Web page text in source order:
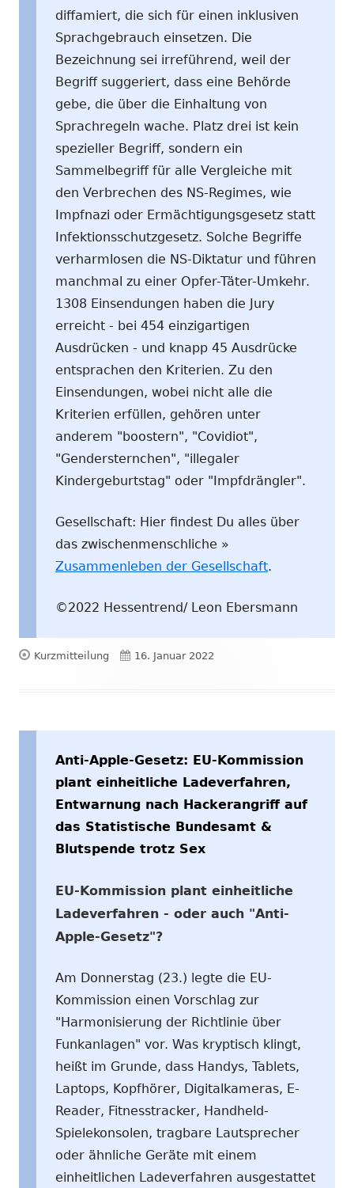
diffamiert, die sich für einen inklusiven
Sprachgebrauch einsetzen. Die
Bezeichnung sei irreführend, weil der
Begriff suggeriert, dass eine Behörde
gebe, die über die Einhaltung von
Sprachregeln wache. Platz drei ist kein
spezieller Begriff, sondern ein
Sammelbegriff für alle Vergleiche mit
den Verbrechen des NS-Regimes, wie
Impfnazi oder Ermächtigungsgesetz statt
Infektionsschutzgesetz. Solche Begriffe
verharmlosen die NS-Diktatur und führen
manchmal zu einer Opfer-Täter-Umkehr.
1308 Einsendungen haben die Jury
erreicht - bei 454 einzigartigen
Ausdrücken - und knapp 45 Ausdrücke
entsprachen den Kriterien. Zu den
Einsendungen, wobei nicht alle die
Kriterien erfüllen, gehören unter
anderem "boostern", "Covidiot",
"Gendersternchen", "illegaler
Kindergeburtstag" oder "Impfdrängler".
Gesellschaft: Hier findest Du alles über
das zwischenmenschliche »
Zusammenleben der Gesellschaft.
©2022 Hessentrend/ Leon Ebersmann
Format
Kurzmitteilung Veröffentlicht
16. Januar 2022
Anti-Apple-Gesetz: EU-Kommission
plant einheitliche Ladeverfahren,
Entwarnung nach Hackerangriff auf
das Statistische Bundesamt &
Blutspende trotz Sex
EU-Kommission plant einheitliche
Ladeverfahren - oder auch "Anti-
Apple-Gesetz"?
Am Donnerstag (23.) legte die EU-
Kommission einen Vorschlag zur
"Harmonisierung der Richtlinie über
Funkanlagen" vor. Was kryptisch klingt,
heißt im Grunde, dass Handys, Tablets,
Laptops, Kopfhörer, Digitalkameras, E-
Reader, Fitnesstracker, Handheld-
Spielekonsolen, tragbare Lautsprecher
oder ähnliche Geräte mit einem
einheitlichen Ladeverfahren ausgestattet